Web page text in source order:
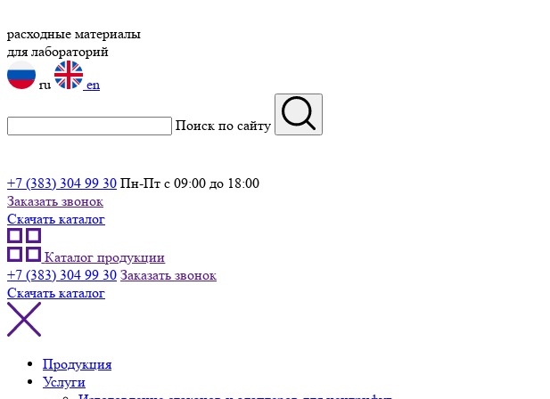
расходные материалы
для лабораторий
ru
en
Поиск по сайту
+7 (383) 304 99 30 Пн-Пт с 09:00 до 18:00
Заказать звонок
Скачать каталог
Каталог продукции
+7 (383) 304 99 30 Заказать звонок
Скачать каталог
Продукция
Услуги